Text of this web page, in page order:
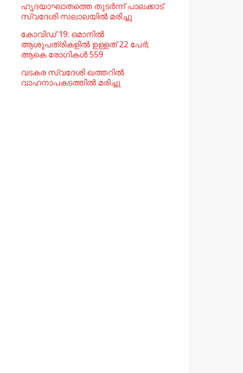
ഹൃദയാഘാതത്തെ തുടർന്ന് പാലക്കാട്
സ്വദേശി സലാലയിൽ മരിച്ചു
കോവിഡ് 19: ഒമാനിൽ
ആശുപത്രികളിൽ ഉള്ളത് 22 പേര്‍;
ആകെ രോഗികൾ 559
വടകര സ്വദേശി ഖത്തറിൽ
വാഹനാപകടത്തിൽ മരിച്ചു